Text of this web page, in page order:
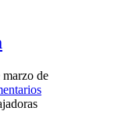
marzo de